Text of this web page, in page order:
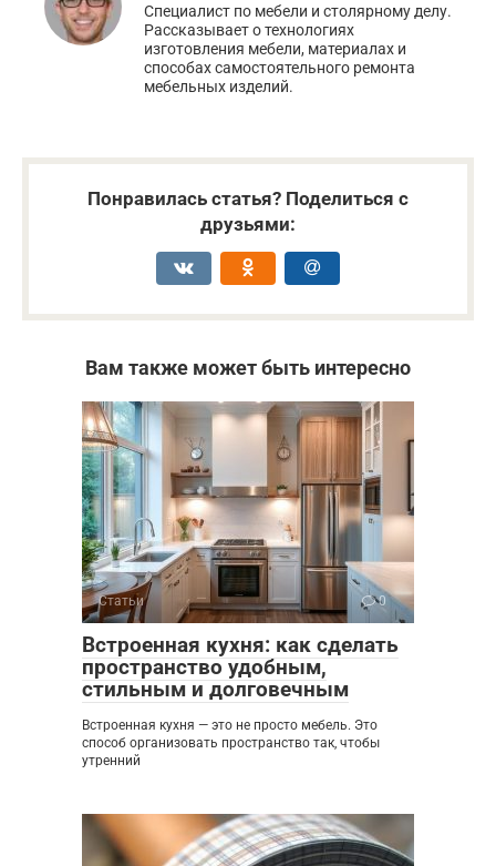
Специалист по мебели и столярному делу.
Рассказывает о технологиях
изготовления мебели, материалах и
способах самостоятельного ремонта
мебельных изделий.
Понравилась статья? Поделиться с
друзьями:
Вам также может быть интересно
Статьи 0
Встроенная кухня: как сделать
пространство удобным,
стильным и долговечным
Встроенная кухня — это не просто мебель. Это
способ организовать пространство так, чтобы
утренний